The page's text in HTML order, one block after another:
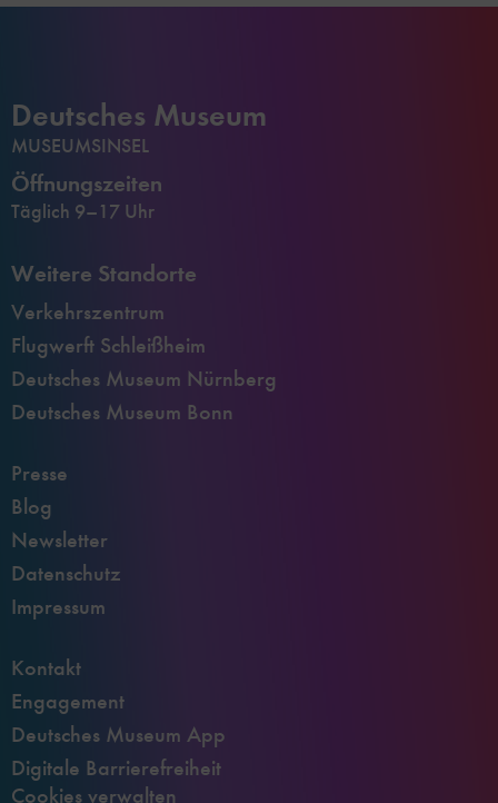
Deutsches Museum
MUSEUMSINSEL
Öffnungszeiten
Täglich 9–17 Uhr
Weitere Standorte
Verkehrszentrum
Flugwerft Schleißheim
Deutsches Museum Nürnberg
Deutsches Museum Bonn
Presse
Blog
Newsletter
Datenschutz
Impressum
Kontakt
Engagement
Deutsches Museum App
Digitale Barrierefreiheit
Cookies verwalten